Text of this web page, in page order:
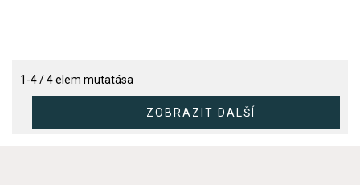
1-4 / 4 elem mutatása